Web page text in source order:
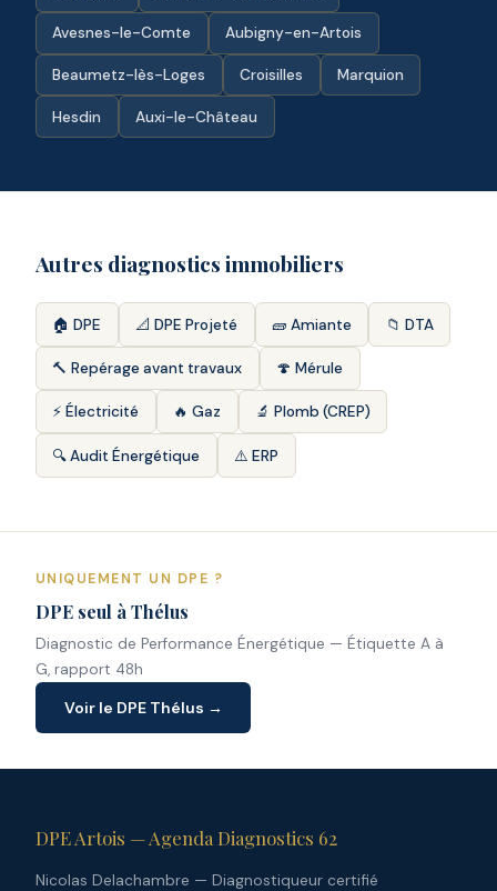
Avesnes-le-Comte Aubigny-en-Artois
Beaumetz-lès-Loges Croisilles Marquion
Hesdin Auxi-le-Château
Autres diagnostics immobiliers
🏠 DPE 📐 DPE Projeté 🧱 Amiante 📁 DTA
🔨 Repérage avant travaux 🍄 Mérule
⚡ Électricité 🔥 Gaz 🔬 Plomb (CREP)
🔍 Audit Énergétique ⚠️ ERP
UNIQUEMENT UN DPE ?
DPE seul à Thélus
Diagnostic de Performance Énergétique — Étiquette A à
G, rapport 48h
Voir le DPE Thélus →
DPE Artois — Agenda Diagnostics 62
Nicolas Delachambre — Diagnostiqueur certifié